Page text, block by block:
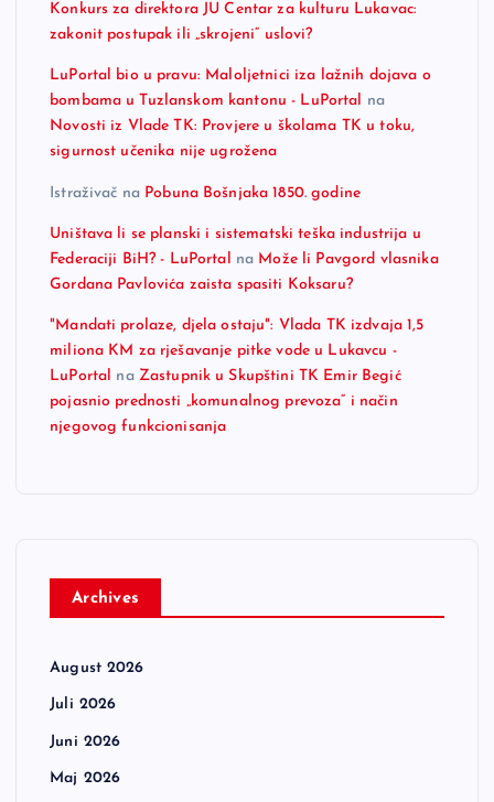
Konkurs za direktora JU Centar za kulturu Lukavac:
zakonit postupak ili „skrojeni“ uslovi?
LuPortal bio u pravu: Maloljetnici iza lažnih dojava o
bombama u Tuzlanskom kantonu - LuPortal na
Novosti iz Vlade TK: Provjere u školama TK u toku,
sigurnost učenika nije ugrožena
Istraživač na Pobuna Bošnjaka 1850. godine
Uništava li se planski i sistematski teška industrija u
Federaciji BiH? - LuPortal
na Može li Pavgord vlasnika
Gordana Pavlovića zaista spasiti Koksaru?
"Mandati prolaze, djela ostaju": Vlada TK izdvaja 1,5
miliona KM za rješavanje pitke vode u Lukavcu -
LuPortal na Zastupnik u Skupštini TK Emir Begić
pojasnio prednosti „komunalnog prevoza“ i način
njegovog funkcionisanja
Archives
August 2026
Juli 2026
Juni 2026
Maj 2026